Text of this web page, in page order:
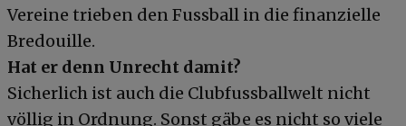
Vereine trieben den Fussball in die finanzielle
Bredouille.
Hat er denn Unrecht damit?
Sicherlich ist auch die Clubfussballwelt nicht
völlig in Ordnung. Sonst gäbe es nicht so viele